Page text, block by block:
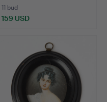
11 bud
159 USD